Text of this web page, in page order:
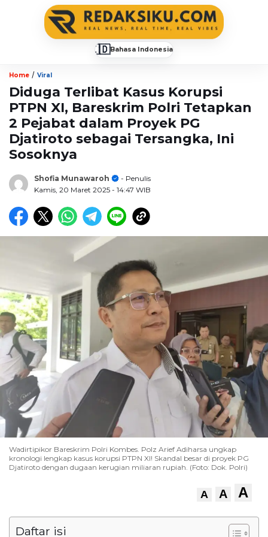
🇮🇩Bahasa Indonesia
Home / Viral
Diduga Terlibat Kasus Korupsi
PTPN XI, Bareskrim Polri Tetapkan
2 Pejabat dalam Proyek PG
Djatiroto sebagai Tersangka, Ini
Sosoknya
Shofia Munawaroh
- Penulis
Kamis, 20 Maret 2025 - 14:47 WIB
Wadirtipikor Bareskrim Polri Kombes. Polz Arief Adiharsa ungkap
kronologi lengkap kasus korupsi PTPN XI! Skandal besar di proyek PG
Djatiroto dengan dugaan kerugian miliaran rupiah. (Foto: Dok. Polri)
A A A
Daftar isi